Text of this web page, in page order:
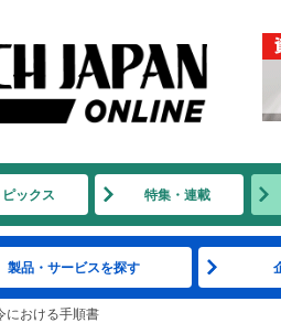
ピックス 特集・連載
製品・サービスを探す
における手順書